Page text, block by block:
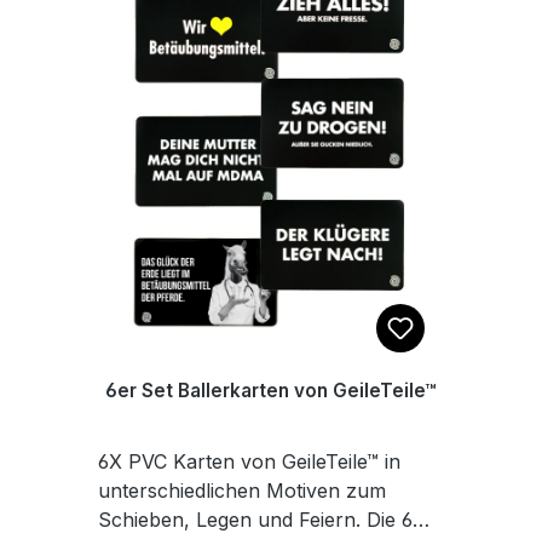
6er Set Ballerkarten von GeileTeile™
6X PVC Karten von GeileTeile™ in
unterschiedlichen Motiven zum
Schieben, Legen und Feiern. Die 6